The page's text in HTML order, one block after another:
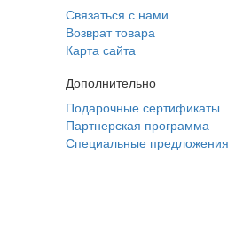
Связаться с нами
Возврат товара
Карта сайта
Дополнительно
Подарочные сертификаты
Партнерская программа
Специальные предложения